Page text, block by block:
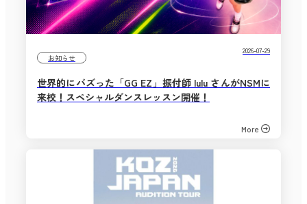
お知らせ
2026-07-29
世界的にバズった「GG EZ」振付師 lulu さんがNSMに
来校！スペシャルダンスレッスン開催！
More